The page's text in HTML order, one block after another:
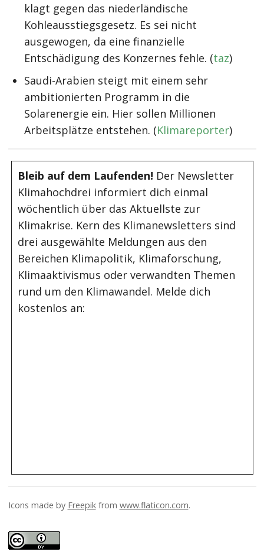
klagt gegen das niederländische
Kohleausstiegsgesetz. Es sei nicht
ausgewogen, da eine finanzielle
Entschädigung des Konzernes fehle. (taz)
Saudi-Arabien steigt mit einem sehr
ambitionierten Programm in die
Solarenergie ein. Hier sollen Millionen
Arbeitsplätze entstehen. (Klimareporter)
Bleib auf dem Laufenden! Der Newsletter
Klimahochdrei informiert dich einmal
wöchentlich über das Aktuellste zur
Klimakrise. Kern des Klimanewsletters sind
drei ausgewählte Meldungen aus den
Bereichen Klimapolitik, Klimaforschung,
Klimaaktivismus oder verwandten Themen
rund um den Klimawandel. Melde dich
kostenlos an:
Icons made by Freepikfrom www.flaticon.com.